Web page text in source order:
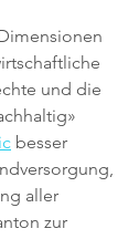
und die
besser
aller
zur